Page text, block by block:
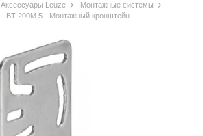
Аксессуары Leuze
Монтажные системы
BT 200M.5 - Монтажный кронштейн